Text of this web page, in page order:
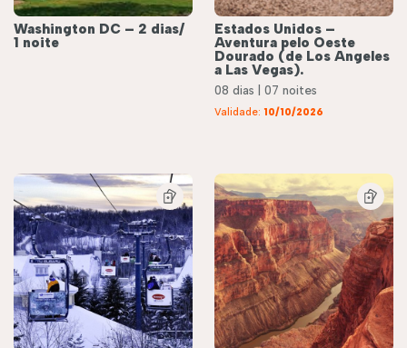
Washington DC – 2 dias/
1 noite
Estados Unidos –
Aventura pelo Oeste
Dourado (de Los Angeles
a Las Vegas).
08 dias | 07 noites
Validade: 10/10/2026